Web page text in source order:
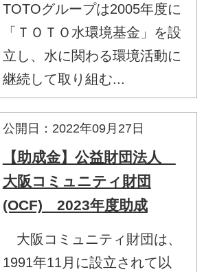
TOTOグループは2005年度に
「ＴＯＴＯ水環境基金」を設
立し、水に関わる環境活動に
継続して取り組む...
公開日：2022年09月27日
【助成金】公益財団法人
大阪コミュニティ財団
(OCF) 2023年度助成
大阪コミュニティ財団は、
1991年11月に設立されて以